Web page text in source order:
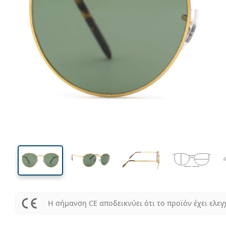
Μήκος σκελετού
Ύψος φακού
50 mm
Μήκος φακού
Η σήμανση CE αποδεικνύει ότι το προϊόν έχει